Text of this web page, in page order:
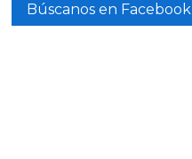
Búscanos en Facebook